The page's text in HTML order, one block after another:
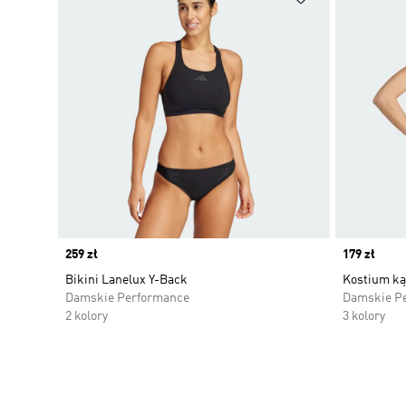
Price
259 zł
Bikini Lanelux Y-Back
Damskie Performance
2 kolory
Price
179 zł
Kostium
Damskie
3 kolory